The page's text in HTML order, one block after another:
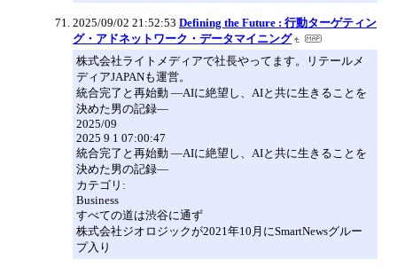
2025/09/02 21:52:53 Defining the Future : 行動ターゲティン
グ・アドネットワーク・データマイニング
株式会社ライトメディアで社長やってます。リテールメ
ディアJAPANも運営。
統合完了と再始動 ―AIに絶望し、AIと共に生きることを
決めた男の記録―
2025/09
2025 9 1 07:00:47
統合完了と再始動 ―AIに絶望し、AIと共に生きることを
決めた男の記録―
カテゴリ:
Business
すべての道は渋谷に通ず
株式会社ジオロジックが2021年10月にSmartNewsグルー
プ入り